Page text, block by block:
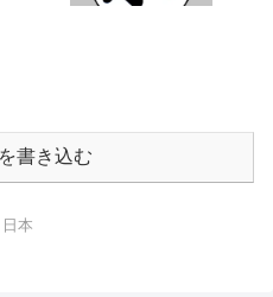
書き込む
日本